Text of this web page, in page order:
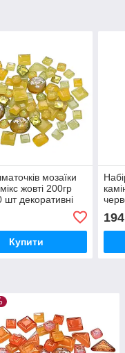
мозаїки
жовті 200гр
шт декоративні
Купити
для
194